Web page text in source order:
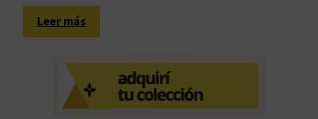
a
r
Leer más:
U
i
a